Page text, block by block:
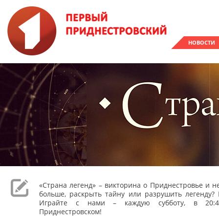
НОВОСТИ
«Страна легенд» – викторина о Приднестровье и
больше, раскрыть тайну или разрушить
Играйте с нами – каждую субботу, в
Приднестровском!